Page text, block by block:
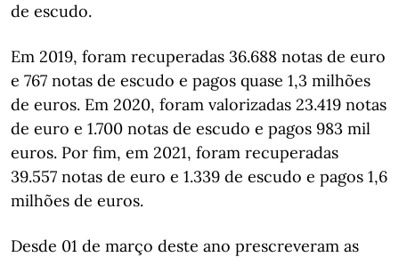
de escudo.
Em 2019, foram recuperadas 36.688 notas de euro
e 767 notas de escudo e pagos quase 1,3 milhões
de euros. Em 2020, foram valorizadas 23.419 notas
de euro e 1.700 notas de escudo e pagos 983 mil
euros. Por fim, em 2021, foram recuperadas
39.557 notas de euro e 1.339 de escudo e pagos 1,6
milhões de euros.
Desde 01 de março deste ano prescreveram as